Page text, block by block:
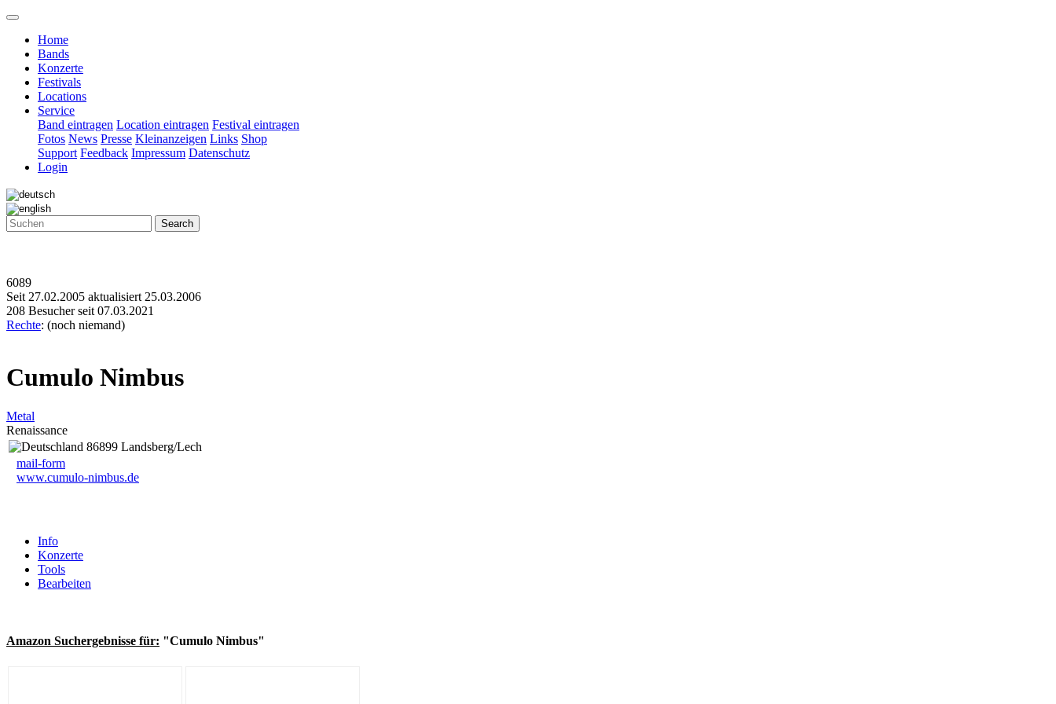
Home
Bands
Konzerte
Festivals
Locations
Service
Band eintragen Location eintragen Festival eintragen
Fotos News Presse Kleinanzeigen Links Shop
Support Feedback Impressum Datenschutz
Login
Search
6089
Seit 27.02.2005 aktualisiert 25.03.2006
208 Besucher seit 07.03.2021
Rechte: (noch niemand)
Cumulo Nimbus
Metal
Renaissance
86899 Landsberg/Lech
mail-form
www.cumulo-nimbus.de
Info
Konzerte
Tools
Bearbeiten
Amazon Suchergebnisse für: "Cumulo Nimbus"